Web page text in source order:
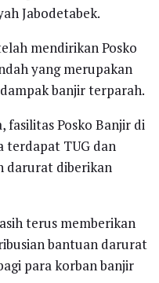
Jabodetabek.
mendirikan Posko
yang merupakan
banjir terparah.
fasilitas Posko Banjir di
terdapat TUG dan
darurat diberikan
terus memberikan
bantuan darurat
para korban banjir